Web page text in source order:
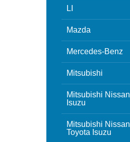
LI
Mazda
Mercedes-Benz
Mitsubishi
Mitsubishi Nissan
Isuzu
Mitsubishi Nissan
Toyota Isuzu